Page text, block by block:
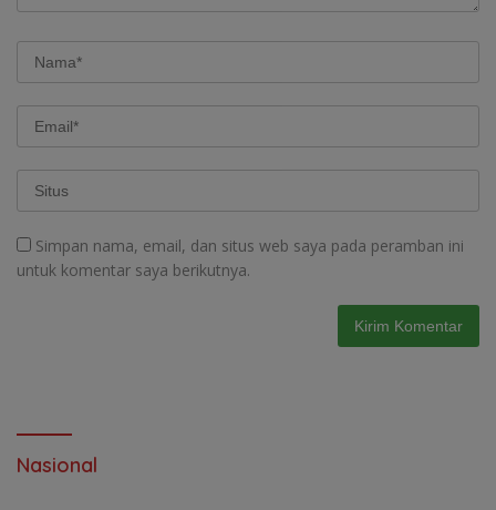
Simpan nama, email, dan situs web saya pada peramban ini
untuk komentar saya berikutnya.
Nasional